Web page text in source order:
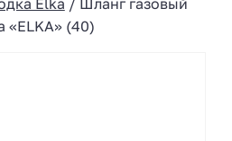
«ELKA» (40)